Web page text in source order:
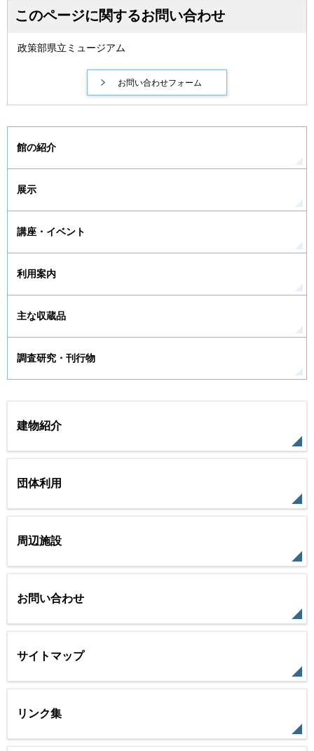
このページに関するお問い合わせ
政策部県立ミュージアム
館の紹介
展示
講座・イベント
利用案内
主な収蔵品
調査研究・刊行物
建物紹介
団体利用
周辺施設
お問い合わせ
サイトマップ
リンク集